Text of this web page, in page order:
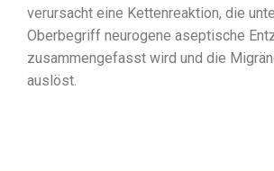
verursacht eine Kettenreaktion, die
Oberbegriff neurogene aseptische
zusammengefasst wird und die
auslöst.